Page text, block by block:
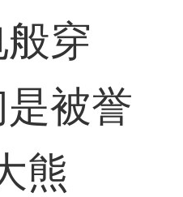
穿
被誉
熊